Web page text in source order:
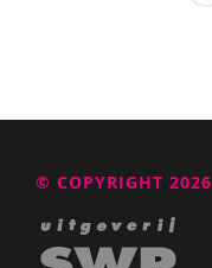
Caroline Boudry
© COPYRIGHT 2026